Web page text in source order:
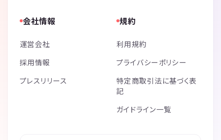
会社情報
運営会社
採用情報
プレスリリース
規約
利用規約
プライバシーポリシー
特定商取引法に基づく表
記
ガイドライン一覧